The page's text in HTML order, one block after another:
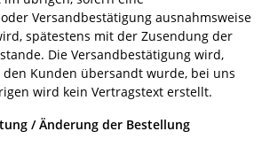
Versandbestätigung ausnahmsweise
spätestens mit der Zusendung der
Die Versandbestätigung wird,
den Kunden übersandt wurde, bei uns
wird kein Vertragstext erstellt.
/ Änderung der Bestellung